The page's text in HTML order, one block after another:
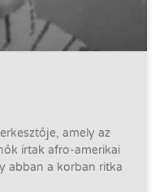
amely az
írtak afro-amerikai
abban a korban ritka